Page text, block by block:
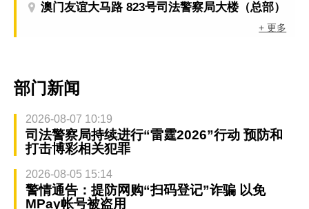
澳门友谊大马路 823号司法警察局大楼（总部）
+ 更多
部门新闻
2026-08-07 10:19
司法警察局持续进行“雷霆2026”行动 预防和
打击博彩相关犯罪
2026-08-05 15:14
警情通告：提防网购“扫码登记”诈骗 以免
MPay帐号被盗用